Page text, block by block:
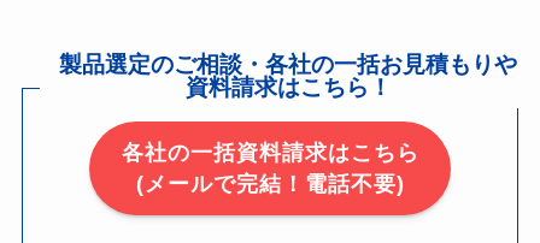
製品選定のご相談・各社の一括お見積もりや
資料請求はこちら！
各社の一括資料請求はこちら
(メールで完結！電話不要)